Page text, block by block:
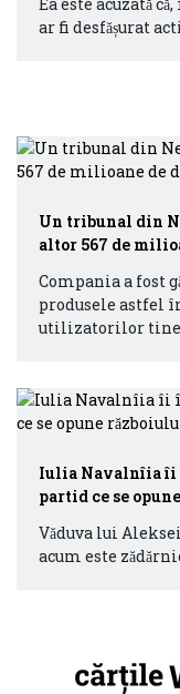
ar fi desfășurat
Un tribunal din
altor 567 de
Compania a fost
produsele astfel
utilizatorilor
Iulia Navalnîia îi
partid ce se
Văduva lui
acum este